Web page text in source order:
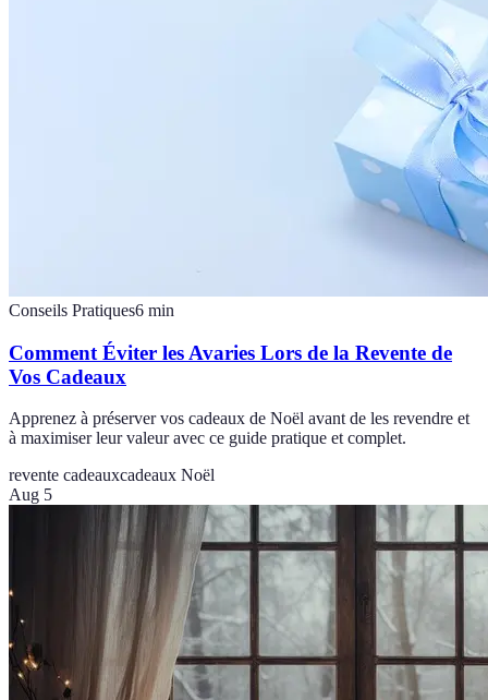
Conseils Pratiques6 min
Comment Éviter les Avaries Lors de la Revente de
Vos Cadeaux
Apprenez à préserver vos cadeaux de Noël avant de les revendre et
à maximiser leur valeur avec ce guide pratique et complet.
revente cadeauxcadeaux Noël
Aug 5